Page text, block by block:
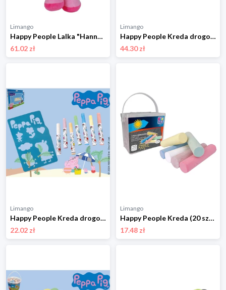
Limango
Happy People Lalka "Hannah" - 0+ rozmiar: onesize
61.02 zł
Limango
Happy People Kreda drogowa "Peppa Pig" - 18 m+ rozmiar: onesize
44.30 zł
Limango
Happy People Kreda drogowa "Peppa Pig" - 3+ rozmiar: onesize
22.02 zł
Limango
Happy People Kreda (20 szt.) do malowania po ulicy - 18 m+ rozmiar: onesize
17.48 zł